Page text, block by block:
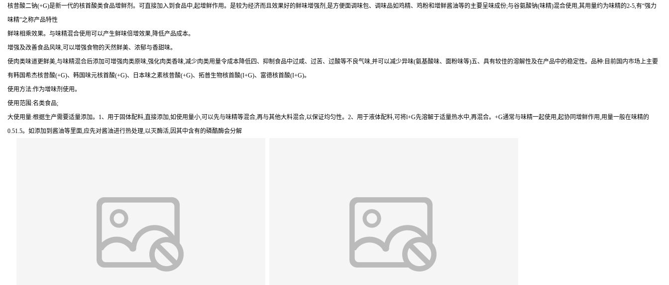
核昔酸二钠(+G)是新一代的核首酸类食品增鲜剂。可直接加入到食品中,起增鲜作用。是较为经济而且效果好的鲜味增强剂,是方便面调味包、调味品如鸡精、鸡粉和增鲜酱油等的主要呈味成份;与谷氨酸钠(味精)混合使用,其用量约为味精的2-5,有“强力
味精”之称产品特性
鲜味相乘效果。与味精混合使用可以产生鲜味倍增效果,降低产品成本。
增强及改善食品风味,可以增强食物的天然鲜美、浓郁与香甜味。
使肉类味道更鲜美,与味精混合后添加可增强肉类原味,强化肉类香味,减少肉类用量令成本降低四、抑制食品中过咸、过苦、过酸等不良气味,并可以减少异味(氨基酸味、面粉味等)五、具有较佳的溶解性及在产品中的稳定性。品种:目前国内市场上主要
有韩国希杰核昔酸(+G)、韩国味元核首酸(+G)、日本味之素核昔酸(+G)、拓普生物核首酸(I+G)、富德核首酸(I+G)。
使用方法:作为增味剂使用。
使用范围:名类食品;
大使用量:根据生产需要适量添加。1、用于固体配料,直接添加,如使用量小,可以先与味精等混合,再与其他大料混合,以保证均匀性。2、用于液体配料,可将l+G先溶解于适量热水中,再混合。+G通常与味精一起使用,起协同增鲜作用,用量一般在味精的
0.51.5。如添加到酱油等里面,应先对酱油进行热处理,以灭酶活,因其中含有的磷酷酶会分解